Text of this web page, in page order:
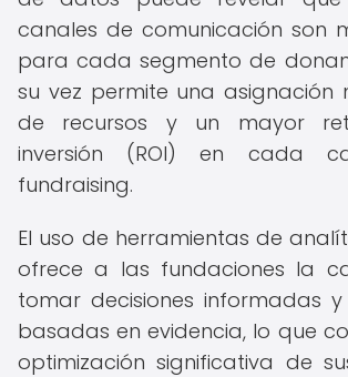
canales de comunicación son
para cada segmento de
su vez permite una asignación
de recursos y un mayor
inversión (ROI) en cada
fundraising.
El uso de herramientas de
ofrece a las fundaciones la
tomar decisiones informadas
basadas en evidencia, lo que
optimización significativa de